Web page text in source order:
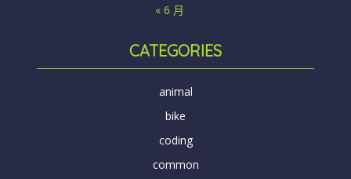
« 6 月
CATEGORIES
animal
bike
coding
common